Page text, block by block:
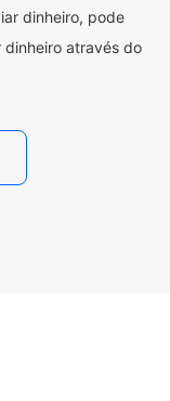
dinheiro, pode
dinheiro através do